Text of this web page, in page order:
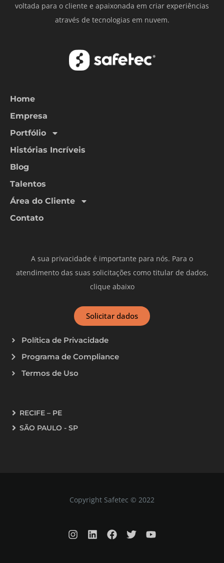
voltada para o cliente e apaixonada em criar experiências
através de tecnologias em nuvem.
Home
Empresa
Portfólio
Histórias Incríveis
Blog
Talentos
Área do Cliente
Contato
A sua privacidade é importante para nós. Para o
atendimento das suas solicitações como titular de dados,
clique abaixo
Solicitar dados
Política de Privacidade
Programa de Compliance
Termos de Uso
RECIFE – PE
SÃO PAULO - SP
Copyright Safetec © 2022